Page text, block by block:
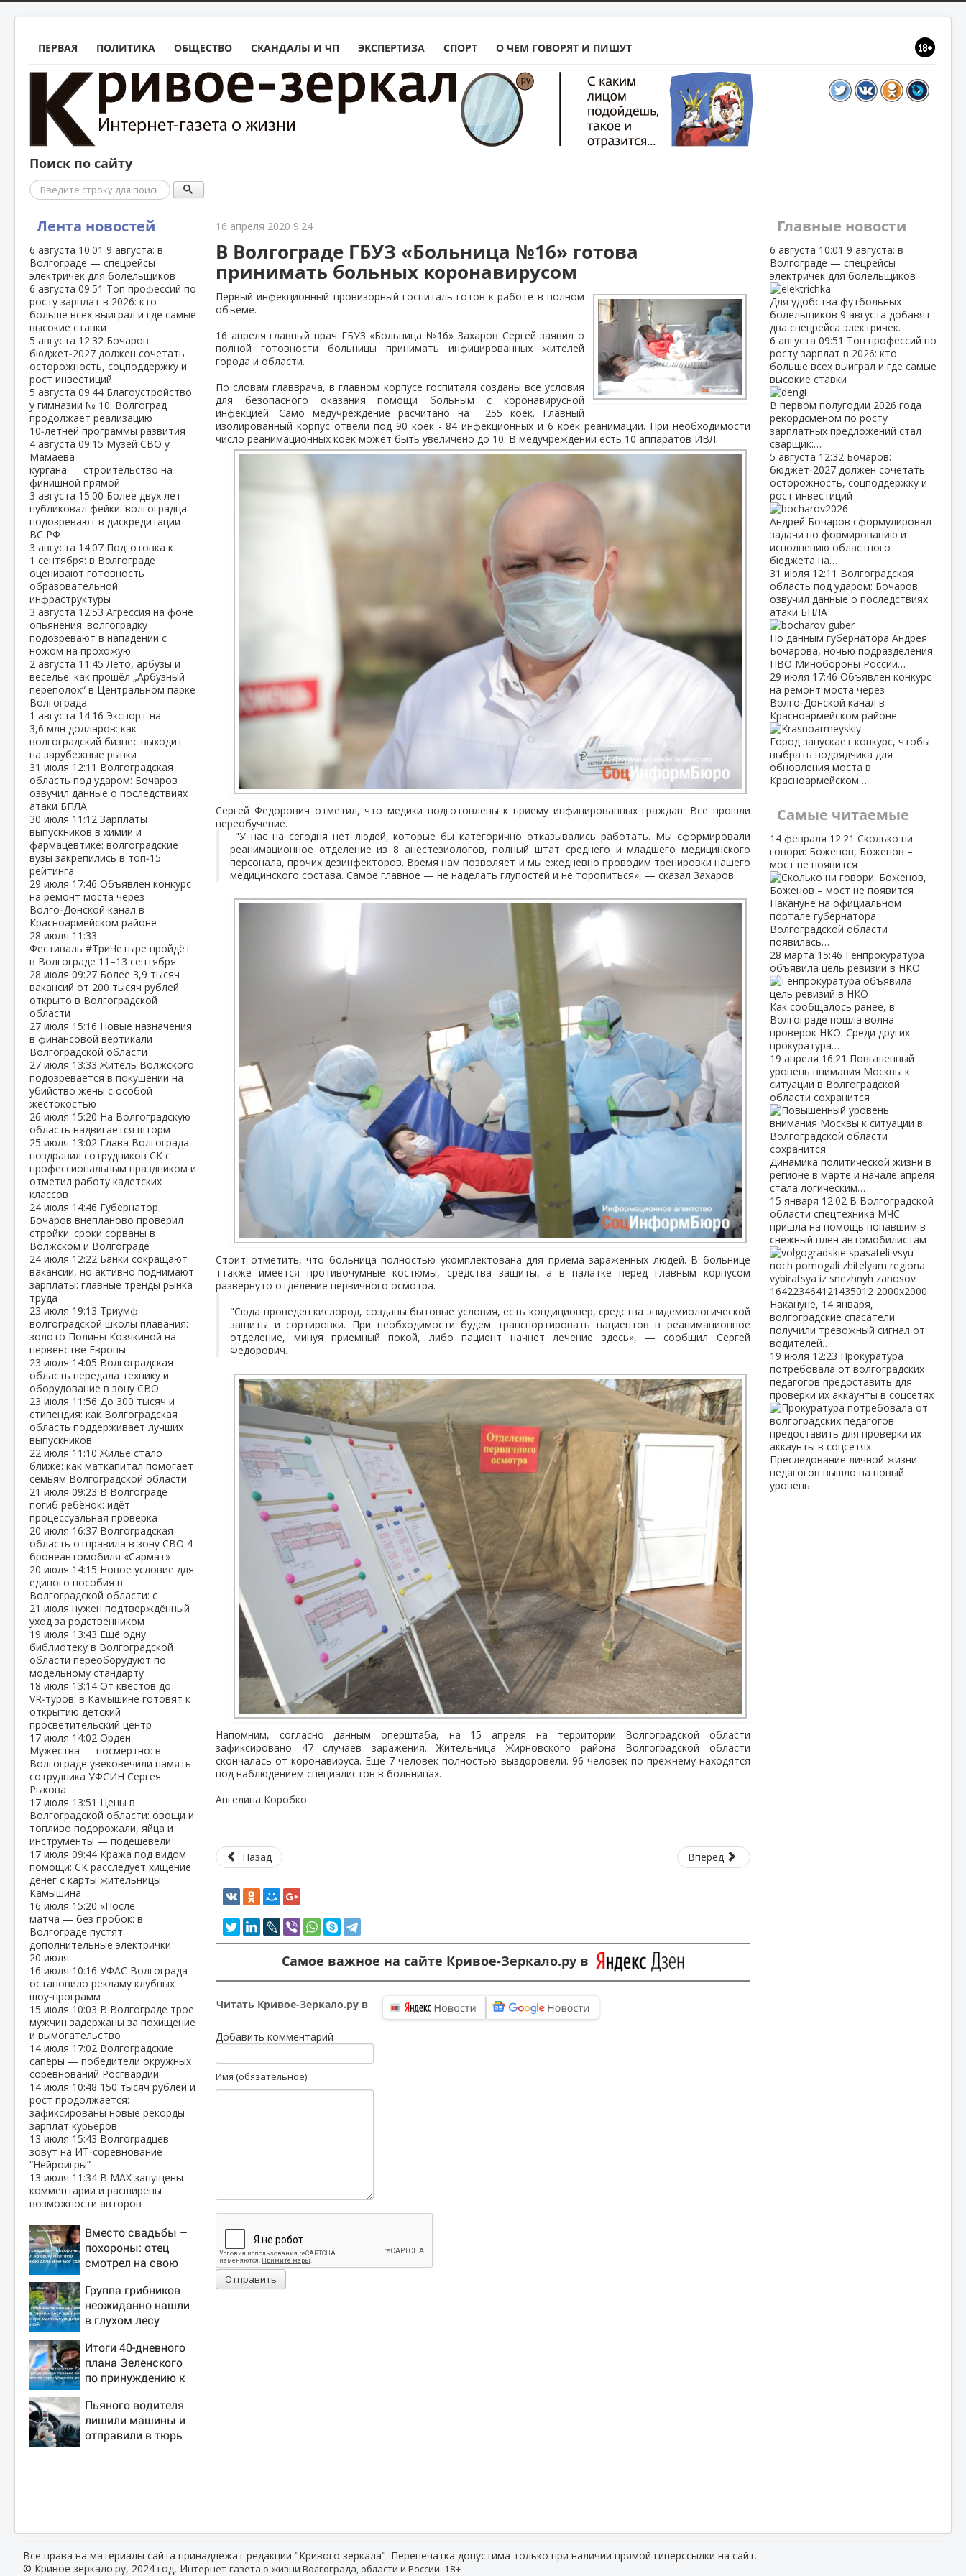
ПЕРВАЯ ПОЛИТИКА ОБЩЕСТВО СКАНДАЛЫ И ЧП ЭКСПЕРТИЗА СПОРТ О ЧЕМ ГОВОРЯТ И ПИШУТ
Поиск по сайту
Поиск
Лента новостей
6 августа 10:01 9 августа: в
Волгограде — спецрейсы
электричек для болельщиков
6 августа 09:51 Топ профессий по
росту зарплат в 2026: кто
больше всех выиграл и где самые
высокие ставки
5 августа 12:32 Бочаров:
бюджет‑2027 должен сочетать
осторожность, соцподдержку и
рост инвестиций
5 августа 09:44 Благоустройство
у гимназии № 10: Волгоград
продолжает реализацию
10‑летней программы развития
4 августа 09:15 Музей СВО у
Мамаева
кургана — строительство на
финишной прямой
3 августа 15:00 Более двух лет
публиковал фейки: волгоградца
подозревают в дискредитации
ВС РФ
3 августа 14:07 Подготовка к
1 сентября: в Волгограде
оценивают готовность
образовательной
инфраструктуры
3 августа 12:53 Агрессия на фоне
опьянения: волгоградку
подозревают в нападении с
ножом на прохожую
2 августа 11:45Лето, арбузы и
веселье: как прошёл „Арбузный
переполох“ в Центральном парке
Волгограда
1 августа 14:16 Экспорт на
3,6 млн долларов: как
волгоградский бизнес выходит
на зарубежные рынки
31 июля 12:11 Волгоградская
область под ударом: Бочаров
озвучил данные о последствиях
атаки БПЛА
30 июля 11:12 Зарплаты
выпускников в химии и
фармацевтике: волгоградские
вузы закрепились в топ‑15
рейтинга
29 июля 17:46 Объявлен конкурс
на ремонт моста через
Волго‑Донской канал в
Красноармейском районе
28 июля 11:33
Фестиваль #ТриЧетыре пройдёт
в Волгограде 11–13 сентября
28 июля 09:27 Более 3,9 тысяч
вакансий от 200 тысяч рублей
открыто в Волгоградской
области
27 июля 15:16 Новые назначения
в финансовой вертикали
Волгоградской области
27 июля 13:33Житель Волжского
подозревается в покушении на
убийство жены с особой
жестокостью
26 июля 15:20 На Волгоградскую
область надвигается шторм
25 июля 13:02 Глава Волгограда
поздравил сотрудников СК с
профессиональным праздником и
отметил работу кадетских
классов
24 июля 14:46 Губернатор
Бочаров внепланово проверил
стройки: сроки сорваны в
Волжском и Волгограде
24 июля 12:22 Банки сокращают
вакансии, но активно поднимают
зарплаты: главные тренды рынка
труда
23 июля 19:13 Триумф
волгоградской школы плавания:
золото Полины Козякиной на
первенстве Европы
23 июля 14:05 Волгоградская
область передала технику и
оборудование в зону СВО
23 июля 11:56 До 300 тысяч и
стипендия: как Волгоградская
область поддерживает лучших
выпускников
22 июля 11:10Жильё стало
ближе: как маткапитал помогает
семьям Волгоградской области
21 июля 09:23 В Волгограде
погиб ребёнок: идёт
процессуальная проверка
20 июля 16:37 Волгоградская
область отправила в зону СВО 4
бронеавтомобиля «Сармат»
20 июля 14:15 Новое условие для
единого пособия в
Волгоградской области: с
21 июля нужен подтверждённый
уход за родственником
19 июля 13:43 Ещё одну
библиотеку в Волгоградской
области переоборудуют по
модельному стандарту
18 июля 13:14 От квестов до
VR‑туров: в Камышине готовят к
открытию детский
просветительский центр
17 июля 14:02 Орден
Мужества — посмертно: в
Волгограде увековечили память
сотрудника УФСИН Сергея
Рыкова
17 июля 13:51 Цены в
Волгоградской области: овощи и
топливо подорожали, яйца и
инструменты — подешевели
17 июля 09:44 Кража под видом
помощи: СК расследует хищение
денег с карты жительницы
Камышина
16 июля 15:20 «После
матча — без пробок: в
Волгограде пустят
дополнительные электрички
20 июля
16 июля 10:16 УФАС Волгограда
остановило рекламу клубных
шоу‑программ
15 июля 10:03 В Волгограде трое
мужчин задержаны за похищение
и вымогательство
14 июля 17:02 Волгоградские
сапёры — победители окружных
соревнований Росгвардии
14 июля 10:48 150 тысяч рублей и
рост продолжается:
зафиксированы новые рекорды
зарплат курьеров
13 июля 15:43 Волгоградцев
зовут на ИТ‑соревнование
“Нейроигры”
13 июля 11:34 В МАХ запущены
комментарии и расширены
возможности авторов
Вместо свадьбы –
похороны: отец
смотрел на свою
дочь и не мог
сдержать слезы
Группа грибников
неожиданно нашли
в глухом лесу
испуганную
маленькую девочку
с игрушкой
Итоги 40-дневного
плана Зеленского
по принуждению к
Россия, полный
разбор провала
операции Украины
Пьяного водителя
лишили машины и
отправили в тюрь
16 апреля 2020 9:24
В Волгограде ГБУЗ «Больница №16» готова
принимать больных коронавирусом
Первый инфекционный провизорный госпиталь готов к работе в полном
объеме.
16 апреля главный врач ГБУЗ «Больница №16» Захаров Сергей заявил о
полной готовности больницы принимать инфицированных жителей
города и области.
По словам главврача, в главном корпусе госпиталя созданы все условия
для безопасного оказания помощи больным с коронавирусной
инфекцией. Само медучреждение расчитано на 255 коек. Главный
изолированный корпус отвели под 90 коек - 84 инфекционных и 6 коек реанимации. При необходимости
число реанимационных коек может быть увеличено до 10. В медучреждении есть 10 аппаратов ИВЛ.
Сергей Федорович отметил, что медики подготовлены к приему инфицированных граждан. Все прошли
переобучение.
"У нас на сегодня нет людей, которые бы категорично отказывались работать. Мы сформировали
реанимационное отделение из 8 анестезиологов, полный штат среднего и младшего медицинского
персонала, прочих дезинфекторов. Время нам позволяет и мы ежедневно проводим тренировки нашего
медицинского состава. Самое главное — не наделать глупостей и не торопиться», — сказал Захаров.
Стоит отметить, что больница полностью укомплектована для приема зараженных людей. В больнице
ттакже имеется противочумные костюмы, средства защиты, а в палатке перед главным корпусом
развернуто отделение первичного осмотра.
"Сюда проведен кислород, созданы бытовые условия, есть кондиционер, средства эпидемиологической
защиты и сортировки. При необходимости будем транспортировать пациентов в реанимационное
отделение, минуя приемный покой, либо пациент начнет лечение здесь», — сообщил Сергей
Федорович.
Напомним, согласно данным оперштаба, на 15 апреля на территории Волгоградской области
зафиксировано 47 случаев заражения. Жительница Жирновского района Волгоградской области
скончалась от коронавируса. Еще 7 человек полностью выздоровели. 96 человек по прежнему находятся
под наблюдением специалистов в больницах.
Ангелина Коробко
Назад Вперед
Самое важное на сайте Кривое-Зеркало.ру в
Читать Кривое-Зеркало.ру в
Добавить комментарий
Имя (обязательное)
Отправить
Главные новости
6 августа 10:01 9 августа: в
Волгограде — спецрейсы
электричек для болельщиков
Для удобства футбольных
болельщиков 9 августа добавят
два спецрейса электричек.
6 августа 09:51 Топ профессий по
росту зарплат в 2026: кто
больше всех выиграл и где самые
высокие ставки
В первом полугодии 2026 года
рекордсменом по росту
зарплатных предложений стал
сварщик:…
5 августа 12:32 Бочаров:
бюджет‑2027 должен сочетать
осторожность, соцподдержку и
рост инвестиций
Андрей Бочаров сформулировал
задачи по формированию и
исполнению областного
бюджета на…
31 июля 12:11 Волгоградская
область под ударом: Бочаров
озвучил данные о последствиях
атаки БПЛА
По данным губернатора Андрея
Бочарова, ночью подразделения
ПВО Минобороны России…
29 июля 17:46 Объявлен конкурс
на ремонт моста через
Волго‑Донской канал в
Красноармейском районе
Город запускает конкурс, чтобы
выбрать подрядчика для
обновления моста в
Красноармейском…
Самые читаемые
14 февраля 12:21 Сколько ни
говори: Боженов, Боженов –
мост не появится
Накануне на официальном
портале губернатора
Волгоградской области
появилась…
28 марта 15:46 Генпрокуратура
объявила цель ревизий в НКО
Как сообщалось ранее, в
Волгограде пошла волна
проверок НКО. Среди других
прокуратура…
19 апреля 16:21 Повышенный
уровень внимания Москвы к
ситуации в Волгоградской
области сохранится
Динамика политической жизни в
регионе в марте и начале апреля
стала логическим…
15 января 12:02 В Волгоградской
области спецтехника МЧС
пришла на помощь попавшим в
снежный плен автомобилистам
Накануне, 14 января,
волгоградские спасатели
получили тревожный сигнал от
водителей…
19 июля 12:23 Прокуратура
потребовала от волгоградских
педагогов предоставить для
проверки их аккаунты в соцсетях
Преследование личной жизни
педагогов вышло на новый
уровень.
Все права на материалы сайта принадлежат редакции "Кривого зеркала". Перепечатка допустима только при наличии прямой гиперссылки на сайт.
© Кривое зеркало.ру, 2024 год, Интернет-газета о жизни Волгограда, области и России. 18+